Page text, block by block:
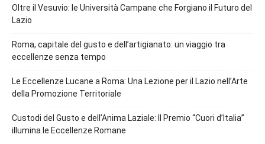
Oltre il Vesuvio: le Università Campane che Forgiano il Futuro del
Lazio
Roma, capitale del gusto e dell’artigianato: un viaggio tra
eccellenze senza tempo
Le Eccellenze Lucane a Roma: Una Lezione per il Lazio nell’Arte
della Promozione Territoriale
Custodi del Gusto e dell’Anima Laziale: Il Premio “Cuori d’Italia”
illumina le Eccellenze Romane